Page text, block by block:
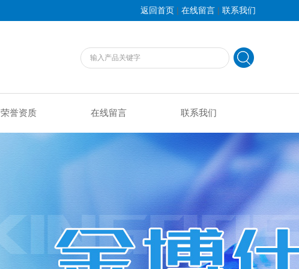
返回首页 | 在线留言 | 联系我们
荣誉资质 在线留言 联系我们